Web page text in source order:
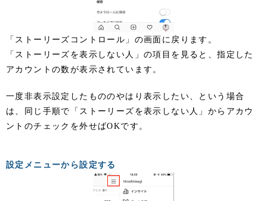
「ストーリーズコントロール」の画面に戻ります。
「ストーリーズを表示しない人」の項目を見ると、指定した
アカウントの数が表示されています。
一度非表示設定したもののやはり表示したい、という場合
は、同じ手順で「ストーリーズを表示しない人」からアカウ
ントのチェックを外せばOKです。
設定メニューから設定する